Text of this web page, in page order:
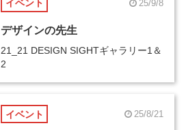
イベント 25/9/8
デザインの先生
21_21 DESIGN SIGHTギャラリー1＆
2
イベント 25/8/21